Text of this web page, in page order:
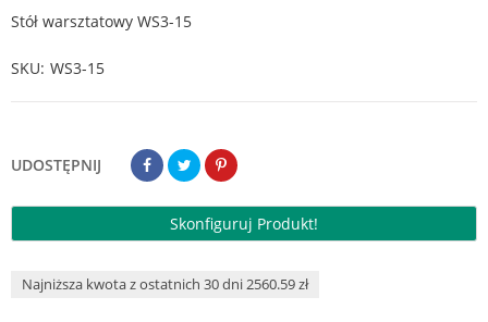
Stół warsztatowy WS3-15
SKU WS3-15
UDOSTĘPNIJ
Skonfiguruj Produkt!
Najniższa kwota z ostatnich 30 dni 2560.59 zł